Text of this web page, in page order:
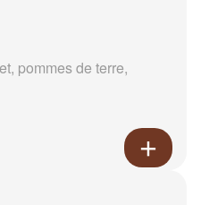
pommes de terre,